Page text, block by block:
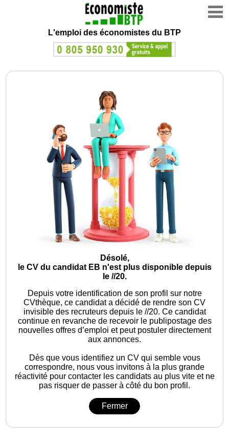
L'emploi des économistes du BTP
Désolé,
le CV du candidat EB n'est plus disponible depuis
le //20.
Depuis votre identification de son profil sur notre
CVthèque, ce candidat a décidé de rendre son CV
invisible des recruteurs depuis le //20. Ce candidat
continue en revanche de recevoir le publipostage des
nouvelles offres d’emploi et peut postuler directement
aux annonces.
Dès que vous identifiez un CV qui semble vous
correspondre, nous vous invitons à la plus grande
réactivité pour contacter les candidats au plus vite et ne
pas risquer de passer à côté du bon profil.
Fermer